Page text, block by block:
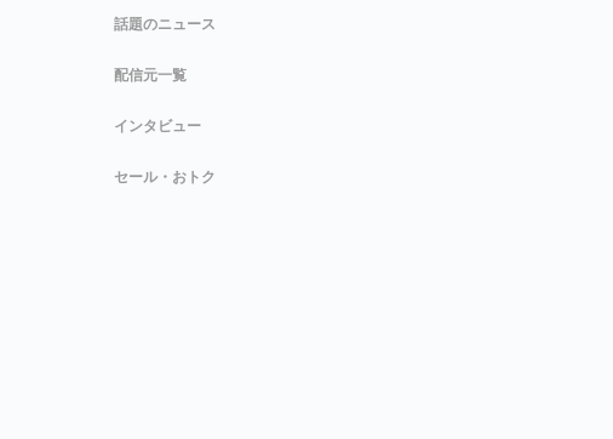
話題のニュース
配信元一覧
インタビュー
セール・おトク